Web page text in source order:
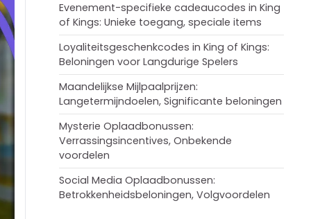
Evenement-specifieke cadeaucodes in King
of Kings: Unieke toegang, speciale items
Loyaliteitsgeschenkcodes in King of Kings:
Beloningen voor Langdurige Spelers
Maandelijkse Mijlpaalprijzen:
Langetermijndoelen, Significante beloningen
Mysterie Oplaadbonussen:
Verrassingsincentives, Onbekende
voordelen
Social Media Oplaadbonussen:
Betrokkenheidsbeloningen, Volgvoordelen